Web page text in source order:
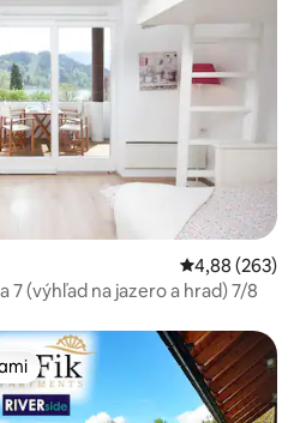
Priemerné
4,88 (263)
7 (výhľad na jazero a hrad) 7/8